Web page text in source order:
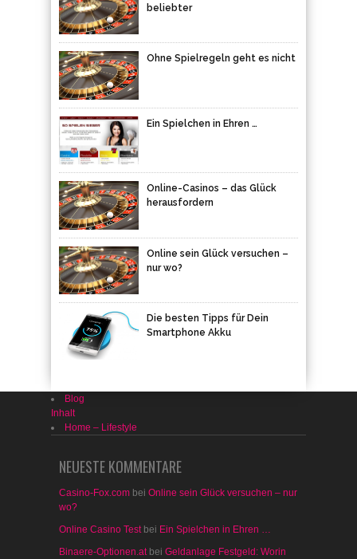
beliebter
Ohne Spielregeln geht es nicht
Ein Spielchen in Ehren …
Online-Casinos – das Glück
herausfordern
Online sein Glück versuchen –
nur wo?
Die besten Tipps für Dein
Smartphone Akku
Blog
Inhalt
Home – Lifestyle
NEUESTE KOMMENTARE
Casino-Fox.com bei Online sein Glück versuchen – nur
wo?
Online Casino Testbei Ein Spielchen in Ehren …
Binaere-Optionen.atbei Geldanlage Festgeld: Worin